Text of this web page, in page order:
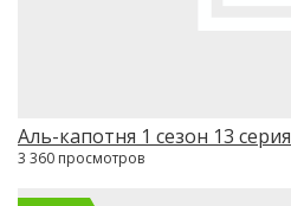
Аль-капотня 1 сезон 13 серия
3 360 просмотров